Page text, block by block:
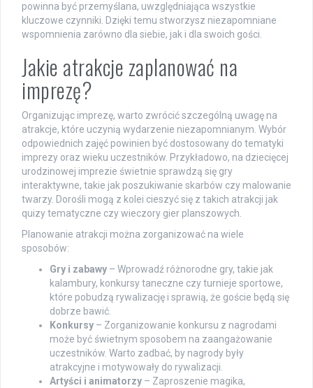
powinna być przemyślana, uwzględniająca wszystkie
kluczowe czynniki. Dzięki temu stworzysz niezapomniane
wspomnienia zarówno dla siebie, jak i dla swoich gości.
Jakie atrakcje zaplanować na
imprezę?
Organizując imprezę, warto zwrócić szczególną uwagę na
atrakcje, które uczynią wydarzenie niezapomnianym. Wybór
odpowiednich zajęć powinien być dostosowany do tematyki
imprezy oraz wieku uczestników. Przykładowo, na dziecięcej
urodzinowej imprezie świetnie sprawdzą się gry
interaktywne, takie jak poszukiwanie skarbów czy malowanie
twarzy. Dorośli mogą z kolei cieszyć się z takich atrakcji jak
quizy tematyczne czy wieczory gier planszowych.
Planowanie atrakcji można zorganizować na wiele
sposobów:
Gry i zabawy – Wprowadź różnorodne gry, takie jak
kalambury, konkursy taneczne czy turnieje sportowe,
które pobudzą rywalizację i sprawią, że goście będą się
dobrze bawić.
Konkursy – Zorganizowanie konkursu z nagrodami
może być świetnym sposobem na zaangażowanie
uczestników. Warto zadbać, by nagrody były
atrakcyjne i motywowały do rywalizacji.
Artyści i animatorzy – Zaproszenie magika,